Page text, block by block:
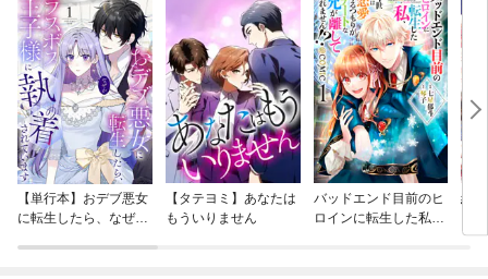
【単行本】おデブ悪女
に転生したら、なぜか
【タテヨミ】あなたは
もういりません
バッドエンド目前のヒ
ロインに転生した私、
結